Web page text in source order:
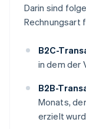
Darin sind
Rechnungsart
B2C-
in dem der
B2B-
Monats,
erzielt